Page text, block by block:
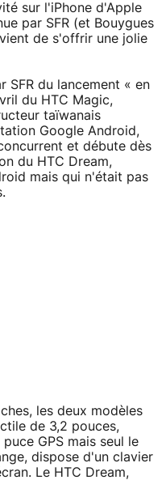
sur l'iPhone d'Apple
par SFR (et Bouygues
de s'offrir une jolie
SFR du lancement « en
du HTC Magic,
taïwanais
Google Android,
et débute dès
du HTC Dream,
mais qui n'était pas
les deux modèles
de 3,2 pouces,
GPS mais seul le
dispose d'un clavier
Le HTC Dream,